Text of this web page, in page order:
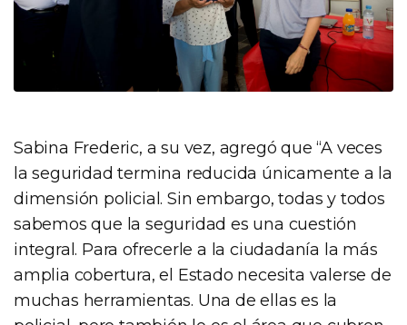
Sabina Frederic, a su vez, agregó que “A veces
la seguridad termina reducida únicamente a la
dimensión policial. Sin embargo, todas y todos
sabemos que la seguridad es una cuestión
integral. Para ofrecerle a la ciudadanía la más
amplia cobertura, el Estado necesita valerse de
muchas herramientas. Una de ellas es la